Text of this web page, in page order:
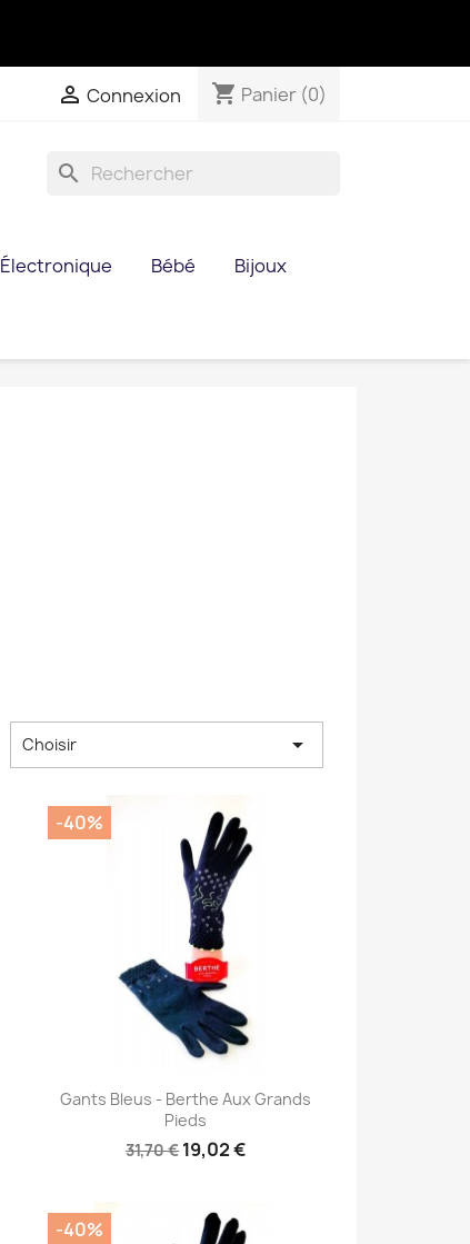
 Connexion shopping_cart Panier (0)
search
Électronique Bébé Bijoux
Choisir 
Aperçu rapide
Gants Bleus - Berthe Aux Grands
Pieds
31,70 €19,02 €
-40%
-40%